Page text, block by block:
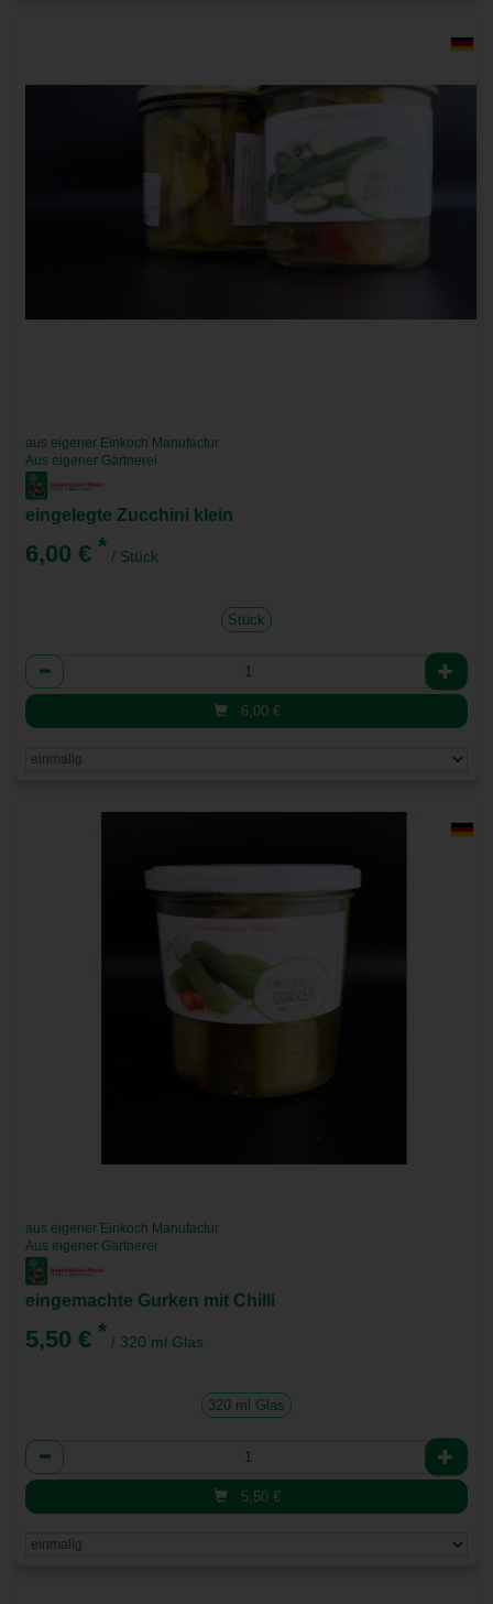
aus eigener Einkoch Manufactur
Aus eigener Gärtnerei
eingelegte Zucchini klein
6,00 € * / Stück
Stück
Anzahl
6,00 €
aus eigener Einkoch Manufactur
Aus eigener Gärtnerei
eingemachte Gurken mit Chilli
5,50 € * / 320 ml Glas
320 ml Glas
Anzahl
5,50 €